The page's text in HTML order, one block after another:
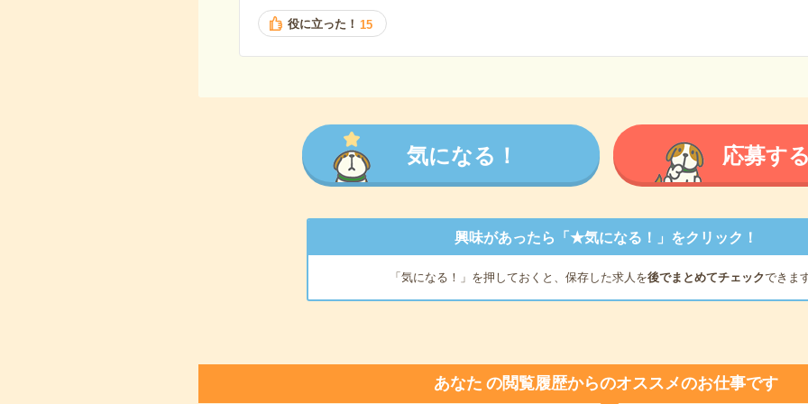
役に立った！ 15
気になる！ 応募す
興味があったら「★気になる！」をクリック！
「気になる！」を押しておくと、保存した求人を後でまとめてチェックできま
あなた の閲覧履歴からのオススメのお仕事です